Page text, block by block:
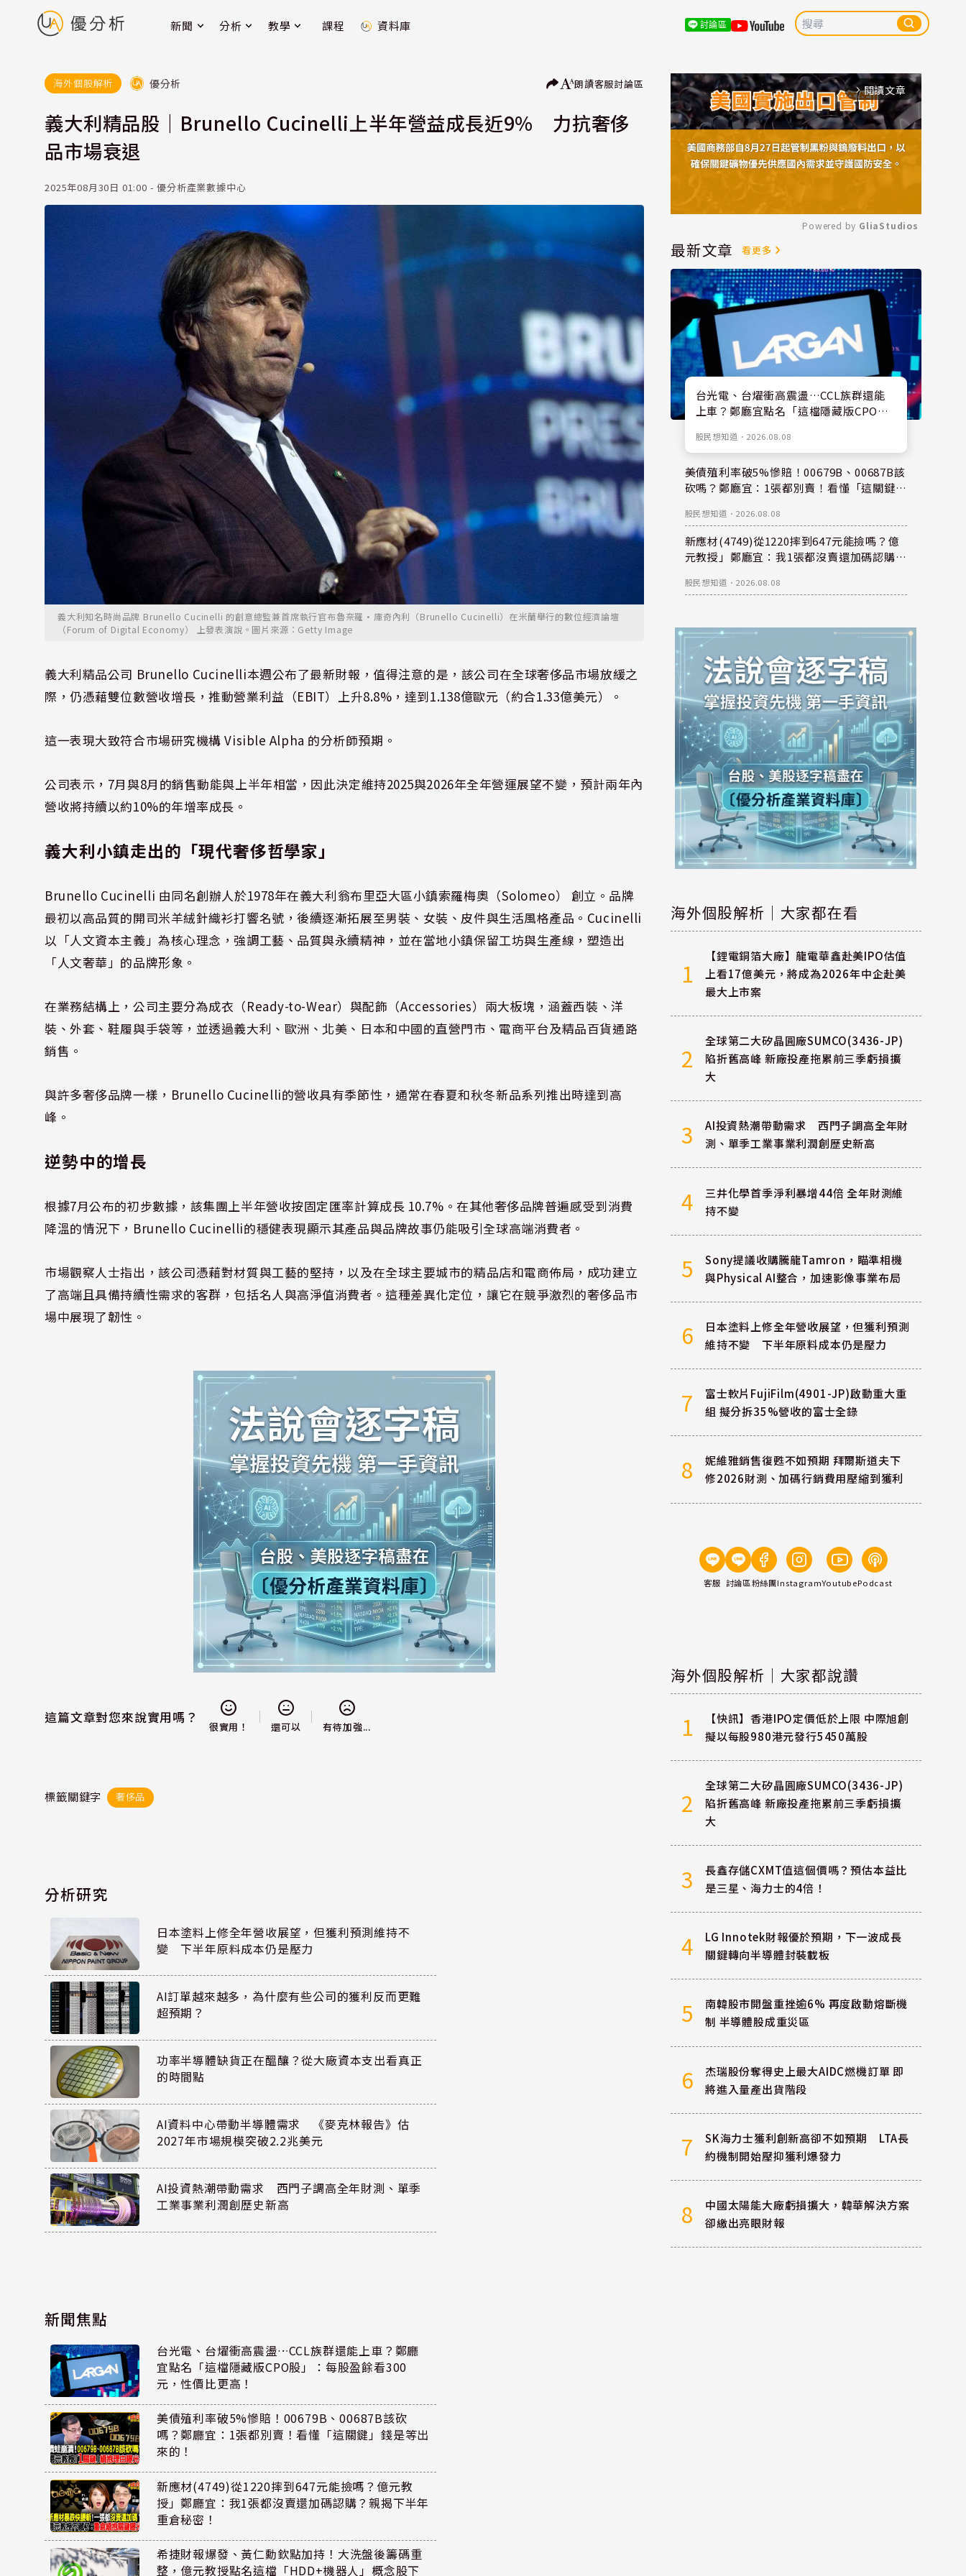
新聞 分析 教學 課程 資料庫 討論區
海外個股解析 優分析 朗讀客服討論區
義大利精品股｜Brunello Cucinelli上半年營益成長近9% 力抗奢侈
品市場衰退
2025年08月30日 01:00 - 優分析產業數據中心
義大利知名時尚品牌 Brunello Cucinelli 的創意總監兼首席執行官布魯奈羅·庫奇內利（Brunello Cucinelli）在米蘭舉行的數位經濟論壇
（Forum of Digital Economy） 上發表演說。圖片來源：Getty Image
義大利精品公司 Brunello Cucinelli本週公布了最新財報，值得注意的是，該公司在全球奢侈品市場放緩之
際，仍憑藉雙位數營收增長，推動營業利益（EBIT）上升8.8%，達到1.138億歐元（約合1.33億美元）。
這一表現大致符合市場研究機構 Visible Alpha 的分析師預期。
公司表示，7月與8月的銷售動能與上半年相當，因此決定維持2025與2026年全年營運展望不變，預計兩年內
營收將持續以約10%的年增率成長。
義大利小鎮走出的「現代奢侈哲學家」
Brunello Cucinelli 由同名創辦人於1978年在義大利翁布里亞大區小鎮索羅梅奧（Solomeo） 創立。品牌
最初以高品質的開司米羊絨針織衫打響名號，後續逐漸拓展至男裝、女裝、皮件與生活風格產品。Cucinelli
以「人文資本主義」為核心理念，強調工藝、品質與永續精神，並在當地小鎮保留工坊與生產線，塑造出
「人文奢華」的品牌形象。
在業務結構上，公司主要分為成衣（Ready-to-Wear）與配飾（Accessories）兩大板塊，涵蓋西裝、洋
裝、外套、鞋履與手袋等，並透過義大利、歐洲、北美、日本和中國的直營門市、電商平台及精品百貨通路
銷售。
與許多奢侈品牌一樣，Brunello Cucinelli的營收具有季節性，通常在春夏和秋冬新品系列推出時達到高
峰。
逆勢中的增長
根據7月公布的初步數據，該集團上半年營收按固定匯率計算成長 10.7%。在其他奢侈品牌普遍感受到消費
降溫的情況下，Brunello Cucinelli的穩健表現顯示其產品與品牌故事仍能吸引全球高端消費者。
市場觀察人士指出，該公司憑藉對材質與工藝的堅持，以及在全球主要城市的精品店和電商佈局，成功建立
了高端且具備持續性需求的客群，包括名人與高淨值消費者。這種差異化定位，讓它在競爭激烈的奢侈品市
場中展現了韌性。
這篇文章對您來說實用嗎？
很實用！ 還可以 有待加強...
標籤關鍵字 奢侈品
分析研究
日本塗料上修全年營收展望，但獲利預測維持不
變 下半年原料成本仍是壓力
AI訂單越來越多，為什麼有些公司的獲利反而更難
超預期？
功率半導體缺貨正在醞釀？從大廠資本支出看真正
的時間點
AI資料中心帶動半導體需求 《麥克林報告》估
2027年市場規模突破2.2兆美元
AI投資熱潮帶動需求 西門子調高全年財測、單季
工業事業利潤創歷史新高
新聞焦點
台光電、台燿衝高震盪…CCL族群還能上車？鄭廳
宜點名「這檔隱藏版CPO股」：每股盈餘看300
元，性價比更高！
美債殖利率破5%慘賠！00679B、00687B該砍
嗎？鄭廳宜：1張都別賣！看懂「這關鍵」錢是等出
來的！
新應材(4749)從1220摔到647元能撿嗎？億元教
授」鄭廳宜：我1張都沒賣還加碼認購？親揭下半年
重倉秘密！
希捷財報爆發、黃仁勳欽點加持！大洗盤後籌碼重
整，億元教授點名這檔「HDD+機器人」概念股下
arrow_forward_ios 閱讀文章
Mute
Powered by GliaStudios
最新文章 看更多
台光電、台燿衝高震盪…CCL族群還能
上車？鄭廳宜點名「這檔隱藏版CPO
股民想知道 ． 2026.08.08
美債殖利率破5%慘賠！00679B、00687B該
砍嗎？鄭廳宜：1張都別賣！看懂「這關鍵」
股民想知道 ． 2026.08.08
新應材(4749)從1220摔到647元能撿嗎？億
元教授」鄭廳宜：我1張都沒賣還加碼認購？
股民想知道 ． 2026.08.08
海外個股解析｜大家都在看
1
【鋰電銅箔大廠】龍電華鑫赴美IPO估值
上看17億美元，將成為2026年中企赴美
最大上市案
2
全球第二大矽晶圓廠SUMCO(3436-JP)
陷折舊高峰 新廠投產拖累前三季虧損擴
大
3
AI投資熱潮帶動需求 西門子調高全年財
測、單季工業事業利潤創歷史新高
4
三井化學首季淨利暴增44倍 全年財測維
持不變
5
Sony提議收購騰龍Tamron，瞄準相機
與Physical AI整合，加速影像事業布局
6
日本塗料上修全年營收展望，但獲利預測
維持不變 下半年原料成本仍是壓力
7
富士軟片FujiFilm(4901-JP)啟動重大重
組 擬分拆35%營收的富士全錄
8
妮維雅銷售復甦不如預期 拜爾斯道夫下
修2026財測、加碼行銷費用壓縮到獲利
客服 討論區粉絲團InstagramYoutubePodcast
海外個股解析｜大家都說讚
1
【快訊】香港IPO定價低於上限 中際旭創
擬以每股980港元發行5450萬股
2
全球第二大矽晶圓廠SUMCO(3436-JP)
陷折舊高峰 新廠投產拖累前三季虧損擴
大
3
長鑫存儲CXMT值這個價嗎？預估本益比
是三星、海力士的4倍！
4
LG Innotek財報優於預期，下一波成長
關鍵轉向半導體封裝載板
5
南韓股市開盤重挫逾6% 再度啟動熔斷機
制 半導體股成重災區
6
杰瑞股份奪得史上最大AIDC燃機訂單 即
將進入量產出貨階段
7
SK海力士獲利創新高卻不如預期 LTA長
約機制開始壓抑獲利爆發力
8
中國太陽能大廠虧損擴大，韓華解決方案
卻繳出亮眼財報